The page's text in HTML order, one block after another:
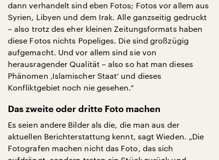
dann verhandelt sind eben Fotos; Fotos vor allem aus
Syrien, Libyen und dem Irak. Alle ganzseitig gedruckt
– also trotz des eher kleinen Zeitungsformats haben
diese Fotos nichts Popeliges. Die sind großzügig
aufgemacht. Und vor allem sind sie von
herausragender Qualität – also so hat man dieses
Phänomen ‚Islamischer Staat‘ und dieses
Konfliktgebiet noch nie gesehen.“
Das zweite oder dritte Foto machen
Es seien andere Bilder als die, die man aus der
aktuellen Berichterstattung kennt, sagt Wieden. „Die
Fotografen machen nicht das Foto, das sich